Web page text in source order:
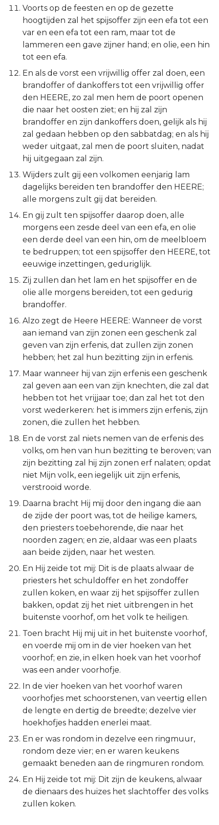
Voorts op de feesten en op de gezette
hoogtijden zal het spijsoffer zijn een efa tot een
var en een efa tot een ram, maar tot de
lammeren een gave zijner hand; en olie, een hin
tot een efa.
En als de vorst een vrijwillig offer zal doen, een
brandoffer of dankoffers tot een vrijwillig offer
den HEERE, zo zal men hem de poort openen
die naar het oosten ziet; en hij zal zijn
brandoffer en zijn dankoffers doen, gelijk als hij
zal gedaan hebben op den sabbatdag; en als hij
weder uitgaat, zal men de poort sluiten, nadat
hij uitgegaan zal zijn.
Wijders zult gij een volkomen eenjarig lam
dagelijks bereiden ten brandoffer den HEERE;
alle morgens zult gij dat bereiden.
En gij zult ten spijsoffer daarop doen, alle
morgens een zesde deel van een efa, en olie
een derde deel van een hin, om de meelbloem
te bedruppen; tot een spijsoffer den HEERE, tot
eeuwige inzettingen, geduriglijk.
Zij zullen dan het lam en het spijsoffer en de
olie alle morgens bereiden, tot een gedurig
brandoffer.
Alzo zegt de Heere HEERE: Wanneer de vorst
aan iemand van zijn zonen een geschenk zal
geven van zijn erfenis, dat zullen zijn zonen
hebben; het zal hun bezitting zijn in erfenis.
Maar wanneer hij van zijn erfenis een geschenk
zal geven aan een van zijn knechten, die zal dat
hebben tot het vrijjaar toe; dan zal het tot den
vorst wederkeren: het is immers zijn erfenis, zijn
zonen, die zullen het hebben.
En de vorst zal niets nemen van de erfenis des
volks, om hen van hun bezitting te beroven; van
zijn bezitting zal hij zijn zonen erf nalaten; opdat
niet Mijn volk, een iegelijk uit zijn erfenis,
verstrooid worde.
Daarna bracht Hij mij door den ingang die aan
de zijde der poort was, tot de heilige kamers,
den priesters toebehorende, die naar het
noorden zagen; en zie, aldaar was een plaats
aan beide zijden, naar het westen.
En Hij zeide tot mij: Dit is de plaats alwaar de
priesters het schuldoffer en het zondoffer
zullen koken, en waar zij het spijsoffer zullen
bakken, opdat zij het niet uitbrengen in het
buitenste voorhof, om het volk te heiligen.
Toen bracht Hij mij uit in het buitenste voorhof,
en voerde mij om in de vier hoeken van het
voorhof; en zie, in elken hoek van het voorhof
was een ander voorhofje.
In de vier hoeken van het voorhof waren
voorhofjes met schoorstenen, van veertig ellen
de lengte en dertig de breedte; dezelve vier
hoekhofjes hadden enerlei maat.
En er was rondom in dezelve een ringmuur,
rondom deze vier; en er waren keukens
gemaakt beneden aan de ringmuren rondom.
En Hij zeide tot mij: Dit zijn de keukens, alwaar
de dienaars des huizes het slachtoffer des volks
zullen koken.